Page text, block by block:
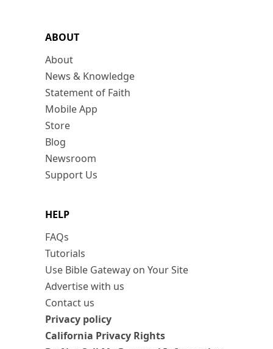
ABOUT
About
News & Knowledge
Statement of Faith
Mobile App
Store
Blog
Newsroom
Support Us
HELP
FAQs
Tutorials
Use Bible Gateway on Your Site
Advertise with us
Contact us
Privacy policy
California Privacy Rights